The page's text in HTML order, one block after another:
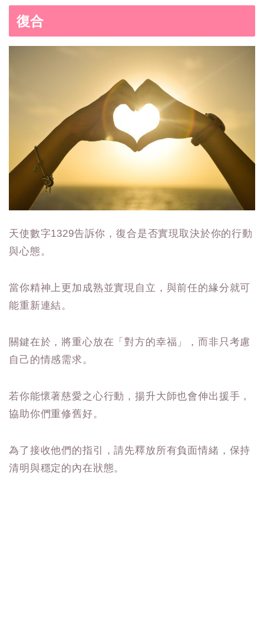
復合
天使數字1329告訴你，復合是否實現取決於你的行動
與心態。
當你精神上更加成熟並實現自立，與前任的緣分就可
能重新連結。
關鍵在於，將重心放在「對方的幸福」，而非只考慮
自己的情感需求。
若你能懷著慈愛之心行動，揚升大師也會伸出援手，
協助你們重修舊好。
為了接收他們的指引，請先釋放所有負面情緒，保持
清明與穩定的內在狀態。